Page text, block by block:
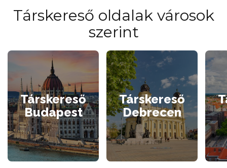
Társkereső oldalak városok
szerint
Társkereső
Budapest
Társkereső
Debrecen